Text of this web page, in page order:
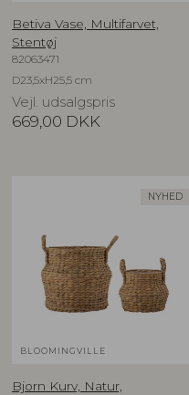
Betiva Vase, Multifarvet,
Stentøj
82063471
D23,5xH25,5 cm
Vejl. udsalgspris
669,00 DKK
NYHED
BLOOMINGVILLE
Bjorn Kurv, Natur,